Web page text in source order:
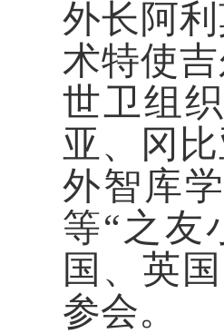
外长阿
术特使
世卫组
亚、冈
外智库
等“之友
国、英
参会。